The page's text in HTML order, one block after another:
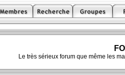
Le très sérieux forum que même les